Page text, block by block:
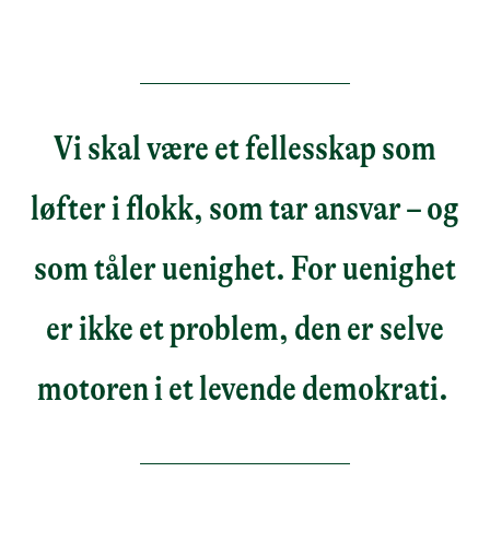
Vi skal være et fellesskap som
løfter i flokk, som tar ansvar – og
som tåler uenighet. For uenighet
er ikke et problem, den er selve
motoren i et levende demokrati.